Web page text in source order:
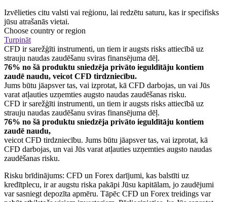
Izvēlieties citu valsti vai reģionu, lai redzētu saturu, kas ir specifisks
jūsu atrašanās vietai.
Choose country or region
Turpināt
CFD ir sarežģīti instrumenti, un tiem ir augsts risks attiecībā uz
strauju naudas zaudēšanu sviras finansējuma dēļ.
76% no šā produktu sniedzēja privāto ieguldītāju kontiem
zaudē naudu, veicot CFD tirdzniecību.
Jums būtu jāapsver tas, vai izprotat, kā CFD darbojas, un vai Jūs
varat atļauties uzņemties augsto naudas zaudēšanas risku.
CFD ir sarežģīti instrumenti, un tiem ir augsts risks attiecībā uz
strauju naudas zaudēšanu sviras finansējuma dēļ.
76% no šā produktu sniedzēja privāto ieguldītāju kontiem
zaudē naudu,
veicot CFD tirdzniecību. Jums būtu jāapsver tas, vai izprotat, kā
CFD darbojas, un vai Jūs varat atļauties uzņemties augsto naudas
zaudēšanas risku.
Risku brīdinājums: CFD un Forex darījumi, kas balstīti uz
kredītplecu, ir ar augstu riska pakāpi Jūsu kapitālam, jo zaudējumi
var sasniegt depozīta apmēru. Tāpēc CFD un Forex treidings var